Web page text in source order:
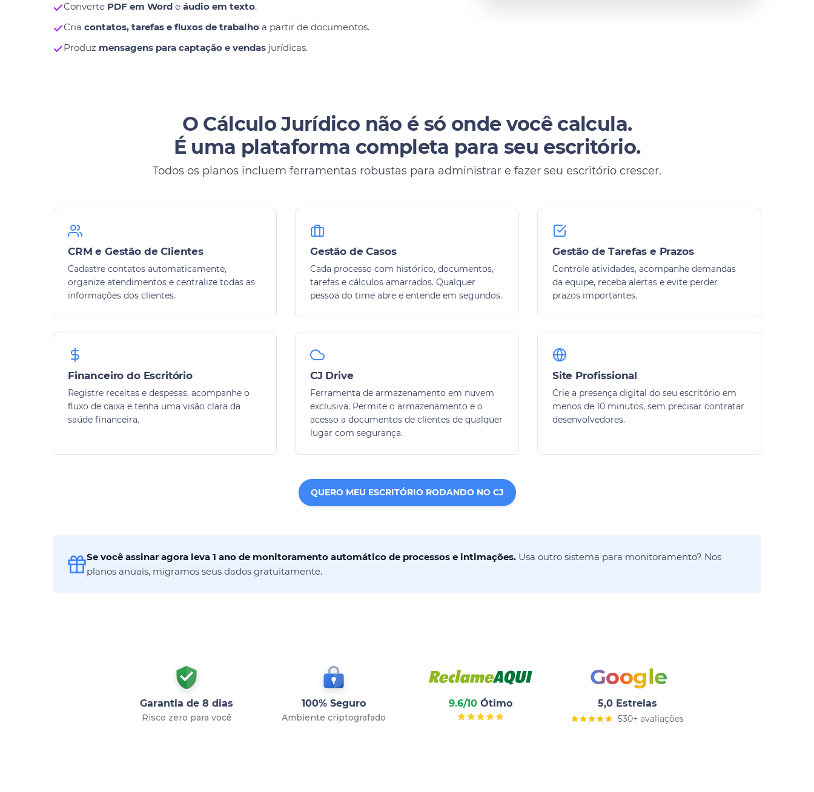
Converte PDF em Worde áudio em texto.
Cria contatos, tarefas e fluxos de trabalhoa partir de documentos.
Produz mensagens para captação e vendasjurídicas.
O Cálculo Jurídico não é só onde você calcula.
É uma plataforma completa para seu escritório.
Todos os planos incluem ferramentas robustas para administrar e fazer seu escritório crescer.
CRM e Gestão de Clientes
Cadastre contatos automaticamente,
organize atendimentos e centralize todas as
informações dos clientes.
Gestão de Casos
Cada processo com histórico, documentos,
tarefas e cálculos amarrados. Qualquer
pessoa do time abre e entende em segundos.
Gestão de Tarefas e Prazos
Controle atividades, acompanhe demandas
da equipe, receba alertas e evite perder
prazos importantes.
Financeiro do Escritório
Registre receitas e despesas, acompanhe o
fluxo de caixa e tenha uma visão clara da
saúde financeira.
CJ Drive
Ferramenta de armazenamento em nuvem
exclusiva. Permite o armazenamento e o
acesso a documentos de clientes de qualquer
lugar com segurança.
Site Profissional
Crie a presença digital do seu escritório em
menos de 10 minutos, sem precisar contratar
desenvolvedores.
QUERO MEU ESCRITÓRIO RODANDO NO CJ
Se você assinar agora leva 1 ano de monitoramento automático de processos e intimações. Usa outro sistema para monitoramento? Nos
planos anuais, migramos seus dados gratuitamente.
Garantia de 8 dias
Risco zero para você
100% Seguro
Ambiente criptografado
9.6/10Ótimo
Google
5,0 Estrelas
530+ avaliações